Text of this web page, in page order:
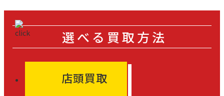
選べる買取方法
店頭買取